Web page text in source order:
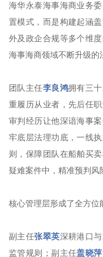
海华永泰海事海商业务
置模式，而是构建起涵
外及政企合规等多个维
海事海商领域不断升级的
团队主任李良鸿拥有三
重履历从业者，先后任
审判经历让他深谙海事
牢底层法理功底，一线
则，保障团队在船舶买
疑难案件中，精准预判风
核心管理层形成了全方位
副主任张翠英深耕港口
监管规则；副主任盖晓萍